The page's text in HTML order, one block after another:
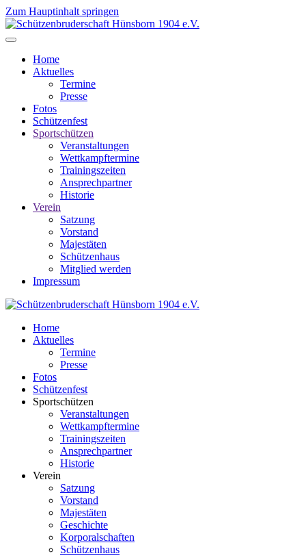
Zum Hauptinhalt springen
Home
Aktuelles
Termine
Presse
Fotos
Schützenfest
Sportschützen
Veranstaltungen
Wettkampftermine
Trainingszeiten
Ansprechpartner
Historie
Verein
Satzung
Vorstand
Majestäten
Schützenhaus
Mitglied werden
Impressum
Home
Aktuelles
Termine
Presse
Fotos
Schützenfest
Sportschützen
Veranstaltungen
Wettkampftermine
Trainingszeiten
Ansprechpartner
Historie
Verein
Satzung
Vorstand
Majestäten
Geschichte
Korporalschaften
Schützenhaus